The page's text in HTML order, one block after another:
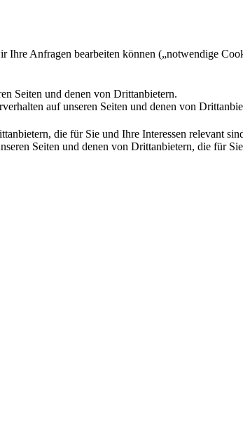
Ihre Anfragen bearbeiten können („notwendige
Seiten und denen von Drittanbietern.
auf unseren Seiten und denen von
die für Sie und Ihre Interessen relevant
Seiten und denen von Drittanbietern, die für